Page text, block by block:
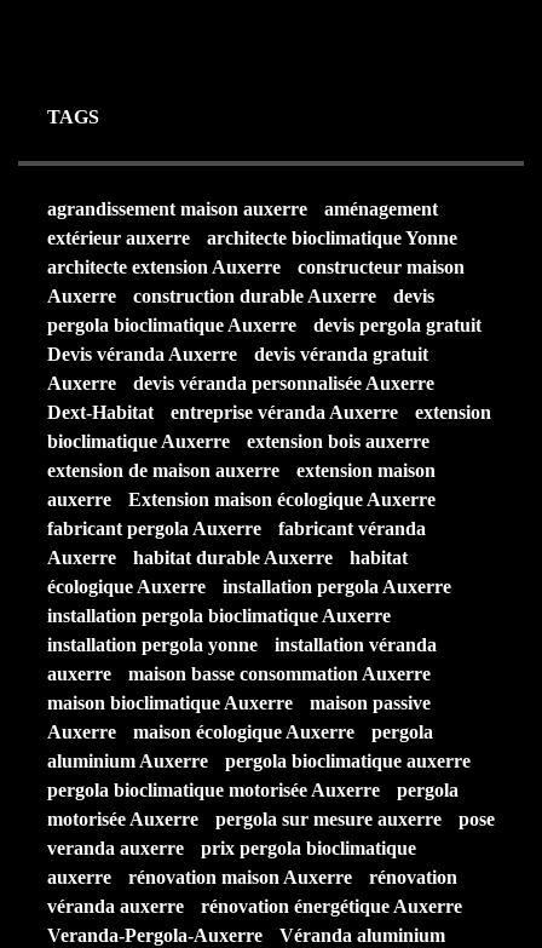
TAGS
agrandissement maison auxerre
aménagement
extérieur auxerre
architecte bioclimatique Yonne
architecte extension Auxerre
constructeur maison
Auxerre
construction durable Auxerre
devis
pergola bioclimatique Auxerre
devis pergola gratuit
Devis véranda Auxerre
devis véranda gratuit
Auxerre
devis véranda personnalisée Auxerre
Dext-Habitat
entreprise véranda Auxerre
extension
bioclimatique Auxerre
extension bois auxerre
extension de maison auxerre
extension maison
auxerre
Extension maison écologique Auxerre
fabricant pergola Auxerre
fabricant véranda
Auxerre
habitat durable Auxerre
habitat
écologique Auxerre
installation pergola Auxerre
installation pergola bioclimatique Auxerre
installation pergola yonne
installation véranda
auxerre
maison basse consommation Auxerre
maison bioclimatique Auxerre
maison passive
Auxerre
maison écologique Auxerre
pergola
aluminium Auxerre
pergola bioclimatique auxerre
pergola bioclimatique motorisée Auxerre
pergola
motorisée Auxerre
pergola sur mesure auxerre
pose
veranda auxerre
prix pergola bioclimatique
auxerre
rénovation maison Auxerre
rénovation
véranda auxerre
rénovation énergétique Auxerre
Veranda-Pergola-Auxerre
Véranda aluminium